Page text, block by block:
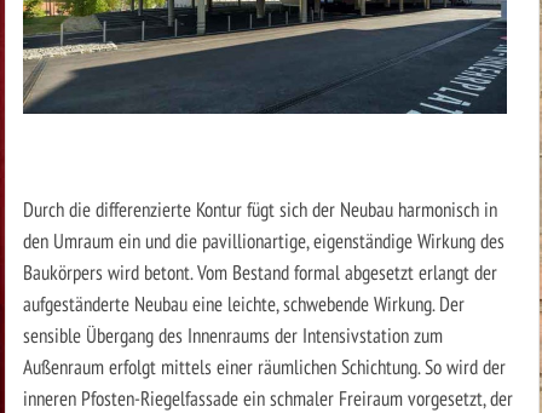
Durch die differenzierte Kontur fügt sich der Neubau harmonisch in
den Umraum ein und die pavillionartige, eigenständige Wirkung des
Baukörpers wird betont. Vom Bestand formal abgesetzt erlangt der
aufgeständerte Neubau eine leichte, schwebende Wirkung. Der
sensible Übergang des Innenraums der Intensivstation zum
Außenraum erfolgt mittels einer räumlichen Schichtung. So wird der
inneren Pfosten-Riegelfassade ein schmaler Freiraum vorgesetzt, der